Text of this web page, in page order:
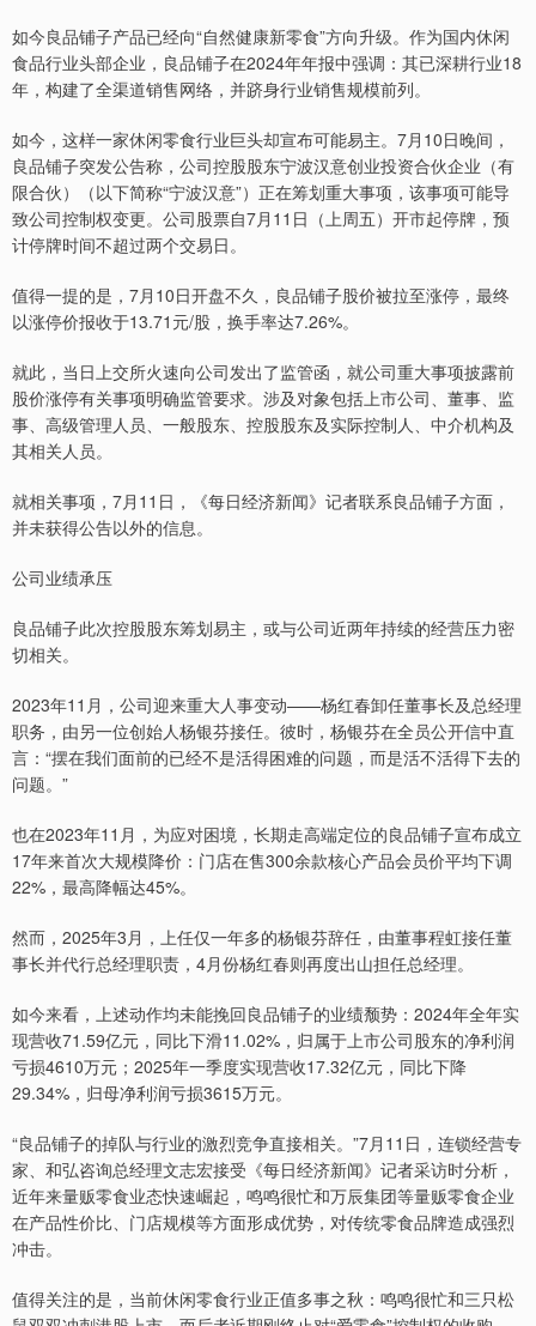
如今良品铺子产品已经向“自然健康新零食”方向升级。作为国内休闲
食品行业头部企业，良品铺子在2024年年报中强调：其已深耕行业18
年，构建了全渠道销售网络，并跻身行业销售规模前列。
如今，这样一家休闲零食行业巨头却宣布可能易主。7月10日晚间，
良品铺子突发公告称，公司控股股东宁波汉意创业投资合伙企业（有
限合伙）（以下简称“宁波汉意”）正在筹划重大事项，该事项可能导
致公司控制权变更。公司股票自7月11日（上周五）开市起停牌，预
计停牌时间不超过两个交易日。
值得一提的是，7月10日开盘不久，良品铺子股价被拉至涨停，最终
以涨停价报收于13.71元/股，换手率达7.26%。
就此，当日上交所火速向公司发出了监管函，就公司重大事项披露前
股价涨停有关事项明确监管要求。涉及对象包括上市公司、董事、监
事、高级管理人员、一般股东、控股股东及实际控制人、中介机构及
其相关人员。
就相关事项，7月11日，《每日经济新闻》记者联系良品铺子方面，
并未获得公告以外的信息。
公司业绩承压
良品铺子此次控股股东筹划易主，或与公司近两年持续的经营压力密
切相关。
2023年11月，公司迎来重大人事变动——杨红春卸任董事长及总经理
职务，由另一位创始人杨银芬接任。彼时，杨银芬在全员公开信中直
言：“摆在我们面前的已经不是活得困难的问题，而是活不活得下去的
问题。”
也在2023年11月，为应对困境，长期走高端定位的良品铺子宣布成立
17年来首次大规模降价：门店在售300余款核心产品会员价平均下调
22%，最高降幅达45%。
然而，2025年3月，上任仅一年多的杨银芬辞任，由董事程虹接任董
事长并代行总经理职责，4月份杨红春则再度出山担任总经理。
如今来看，上述动作均未能挽回良品铺子的业绩颓势：2024年全年实
现营收71.59亿元，同比下滑11.02%，归属于上市公司股东的净利润
亏损4610万元；2025年一季度实现营收17.32亿元，同比下降
29.34%，归母净利润亏损3615万元。
“良品铺子的掉队与行业的激烈竞争直接相关。”7月11日，连锁经营专
家、和弘咨询总经理文志宏接受《每日经济新闻》记者采访时分析，
近年来量贩零食业态快速崛起，鸣鸣很忙和万辰集团等量贩零食企业
在产品性价比、门店规模等方面形成优势，对传统零食品牌造成强烈
冲击。
值得关注的是，当前休闲零食行业正值多事之秋：鸣鸣很忙和三只松